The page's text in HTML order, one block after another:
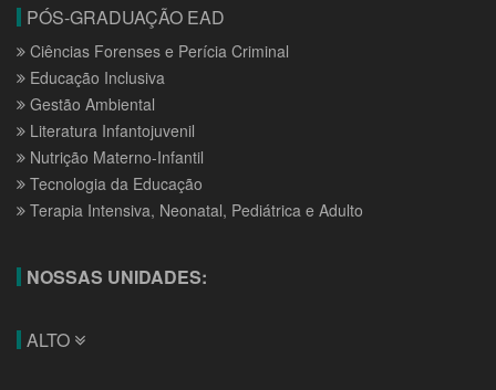
PÓS-GRADUAÇÃO EAD
Ciências Forenses e Perícia Criminal
Educação Inclusiva
Gestão Ambiental
Literatura Infantojuvenil
Nutrição Materno-Infantil
Tecnologia da Educação
Terapia Intensiva, Neonatal, Pediátrica e Adulto
NOSSAS UNIDADES:
ALTO